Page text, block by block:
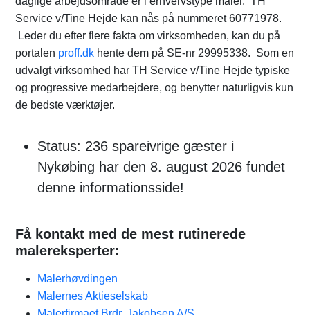
Service v/Tine Hejde kan nås på nummeret 60771978.
Leder du efter flere fakta om virksomheden, kan du på
portalen proff.dk hente dem på SE-nr 29995338. Som en
udvalgt virksomhed har TH Service v/Tine Hejde typiske
og progressive medarbejdere, og benytter naturligvis kun
de bedste værktøjer.
Status: 236 spareivrige gæster i
Nykøbing har den 8. august 2026 fundet
denne informationsside!
Få kontakt med de mest rutinerede
malereksperter:
Malerhøvdingen
Malernes Aktieselskab